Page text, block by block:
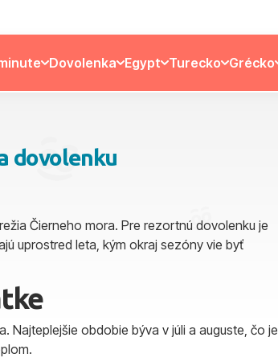
Dovolenka Egypt Turecko Grécko
dovolenku
Čierneho mora. Pre rezortnú dovolenku je
uprostred leta, kým okraj sezóny vie byť
Najteplejšie obdobie býva v júli a auguste, čo je